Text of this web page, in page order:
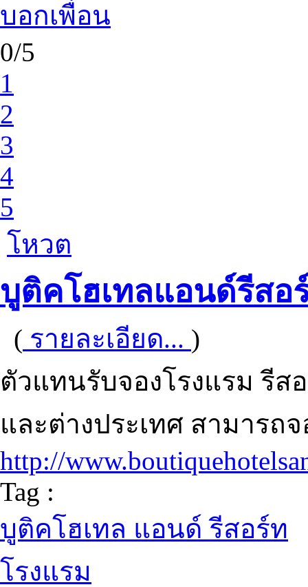
บอกเพื่อน
0/5
1
2
3
4
5
โหวต
บูติคโฮเทลแอนด์รีสอ
( รายละเอียด... )
ตัวแทนรับจองโรงแรม รีส
และต่างประเทศ สามารถ
http://
Tag :
บูติคโฮเทล แอนด์ รีสอร์ท
โรงแรม